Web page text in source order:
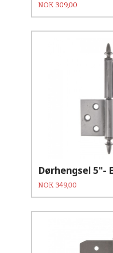
Pris
NOK 309,00
Dørhengsel 5"-
Pris
NOK 349,00